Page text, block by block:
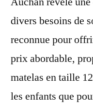
divers besoins de
reconnue pour
prix abordable,
matelas en taille
les enfants que